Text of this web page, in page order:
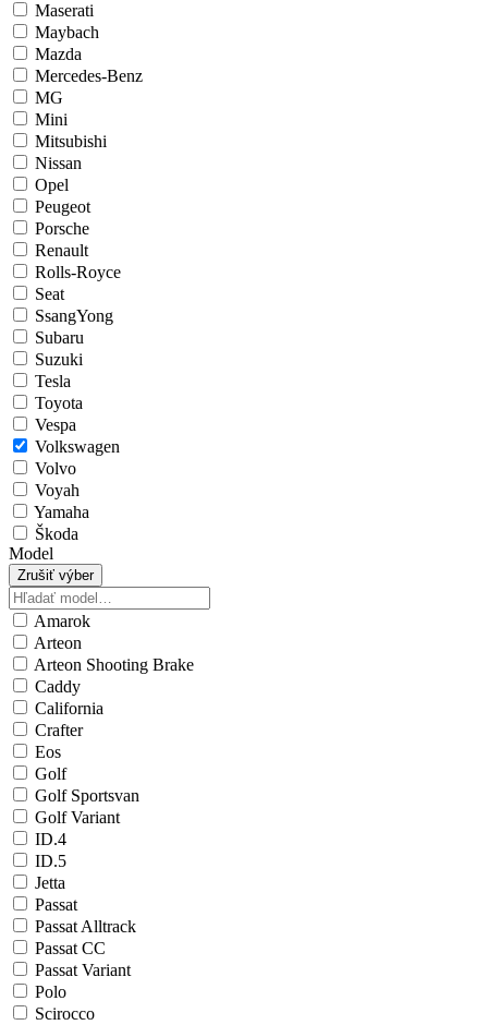
Maserati
Maybach
Mazda
Mercedes-Benz
MG
Mini
Mitsubishi
Nissan
Opel
Peugeot
Porsche
Renault
Rolls-Royce
Seat
SsangYong
Subaru
Suzuki
Tesla
Toyota
Vespa
Volkswagen
Volvo
Voyah
Yamaha
Škoda
Model
Zrušiť výber
Amarok
Arteon
Arteon Shooting Brake
Caddy
California
Crafter
Eos
Golf
Golf Sportsvan
Golf Variant
ID.4
ID.5
Jetta
Passat
Passat Alltrack
Passat CC
Passat Variant
Polo
Scirocco